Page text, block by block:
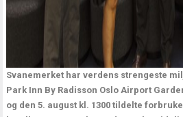
Svanemerket har verdens strengeste
Park Inn By Radisson Oslo Airport
og den 5. august kl. 1300 tildelte